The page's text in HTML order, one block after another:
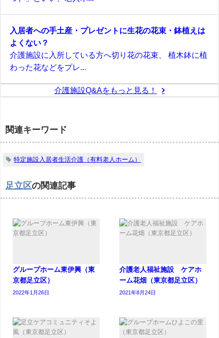
入居者への手土産・プレゼントに生花の花束・鉢植えは
よくない？
介護施設に入所している方へ切り花の花束、 植木鉢に植
わった花などをプレ...
介護施設Q&Aをもっと見る！
関連キーワード
特定施設入居者生活介護（有料老人ホーム）
足立区の関連記事
グループホーム東伊興（東
京都足立区）
2022年1月26日
介護老人福祉施設 ケアホ
ーム花畑（東京都足立区）
2021年8月24日